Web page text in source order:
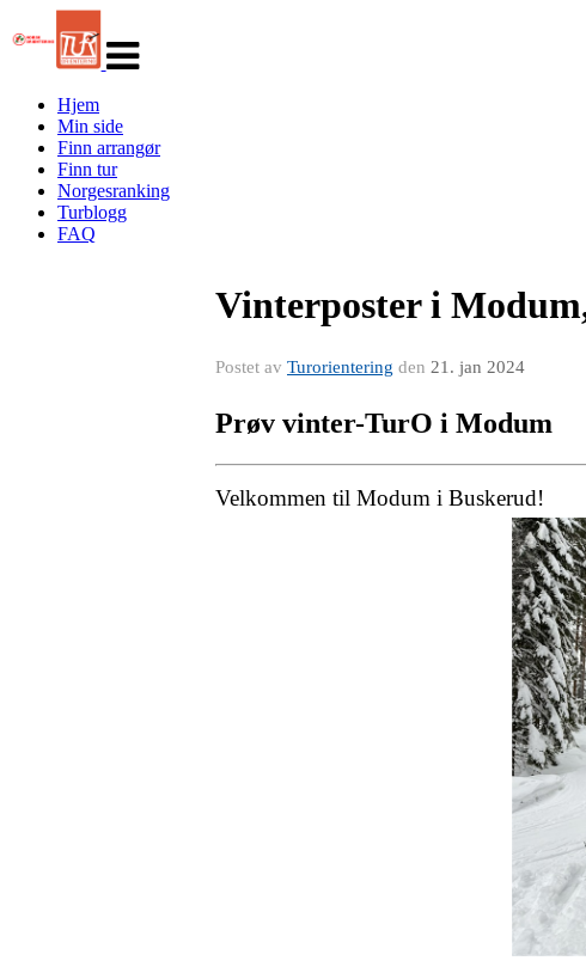
navigasjon
Hjem
Min side
Finn arrangør
Finn tur
Norgesranking
Turblogg
FAQ
Vinterposter i
Postet av Turorientering den 21. jan 2024
Prøv vinter-TurO i Modum
Velkommen til Modum i Buskerud!